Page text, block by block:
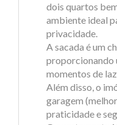
dois quartos
ambiente ideal
privacidade.
A sacada é um
proporcionando
momentos de
Além disso, o
garagem
praticidade e